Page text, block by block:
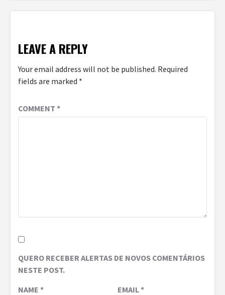
LEAVE A REPLY
Your email address will not be published. Required
fields are marked *
COMMENT *
QUERO RECEBER ALERTAS DE NOVOS COMENTÁRIOS
NESTE POST.
NAME * EMAIL*